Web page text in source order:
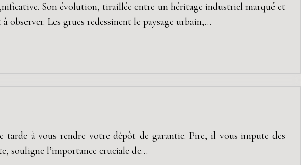
Son évolution, tiraillée entre un héritage industriel marqué et
Les grues redessinent le paysage urbain,…
à vous rendre votre dépôt de garantie. Pire, il vous impute des
souligne l’importance cruciale de…